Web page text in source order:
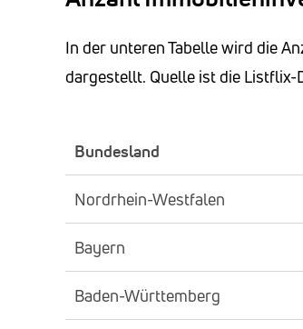
In der unteren Tabelle wird die
dargestellt. Quelle ist die Listflix-
Bundesland
Nordrhein-Westfalen
Bayern
Baden-Württemberg